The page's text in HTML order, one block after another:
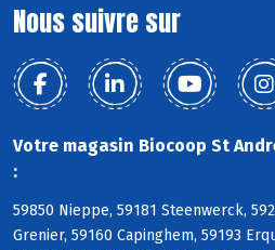
Nous suivre sur
Votre magasin Biocoop St
:
59850 Nieppe, 59181 Steenwerck,
Grenier, 59160 Capinghem, 59193